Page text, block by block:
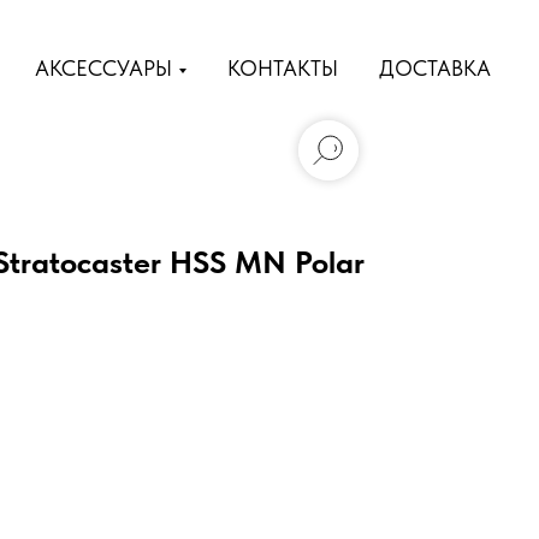
АКСЕССУАРЫ КОНТАКТЫ ДОСТАВКА
HSS MN Polar